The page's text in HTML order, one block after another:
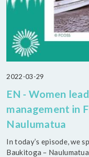
2022-03-29
EN - Women
management in
Naulumatua
In today’s episode, we
Baukitoga –